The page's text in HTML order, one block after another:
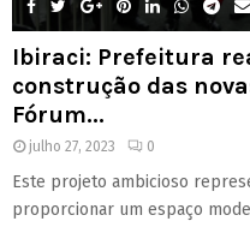
Ibiraci: Prefeitura
construção das
Fórum...
julho 27, 2023 0
Este projeto ambicioso
proporcionar um espaço